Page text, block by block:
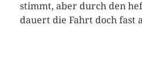
stimmt, aber durch den
dauert die Fahrt doch fast